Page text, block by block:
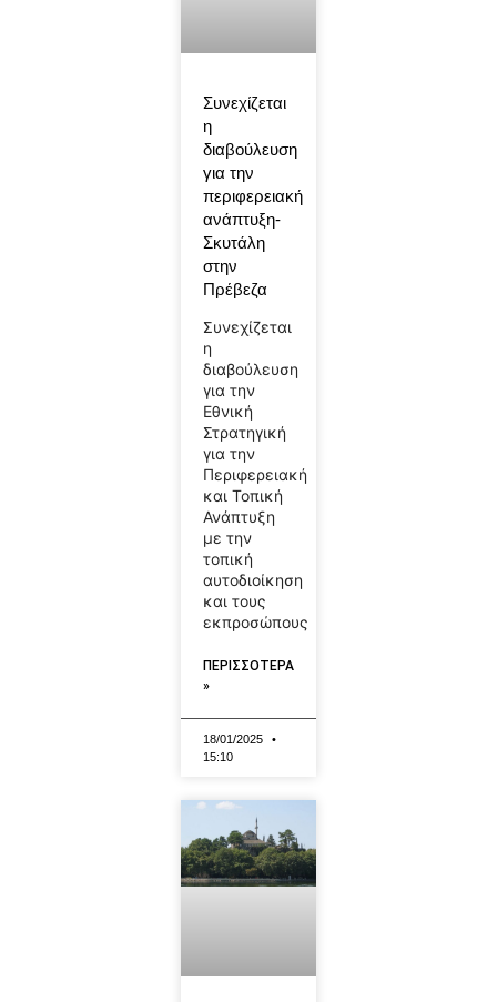
Συνεχίζεται
η
διαβούλευση
για την
περιφερειακή
ανάπτυξη-
Σκυτάλη
στην
Πρέβεζα
Συνεχίζεται
η
διαβούλευση
για την
Εθνική
Στρατηγική
για την
Περιφερειακή
και Τοπική
Ανάπτυξη
με την
τοπική
αυτοδιοίκηση
και τους
εκπροσώπους
ΠΕΡΙΣΣΟΤΕΡΑ
»
18/01/2025
15:10